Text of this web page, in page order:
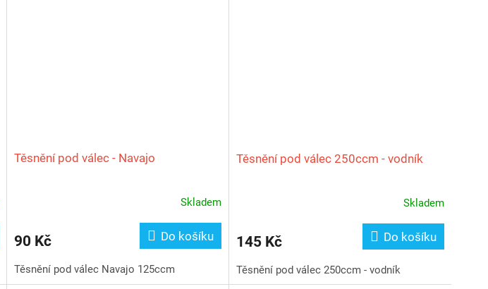
Těsnění pod válec - Navajo
Skladem
90 Kč Do košíku
Těsnění pod válec Navajo 125ccm
Těsnění pod válec 250ccm - vodník
Skladem
145 Kč Do košíku
Těsnění pod válec 250ccm - vodník